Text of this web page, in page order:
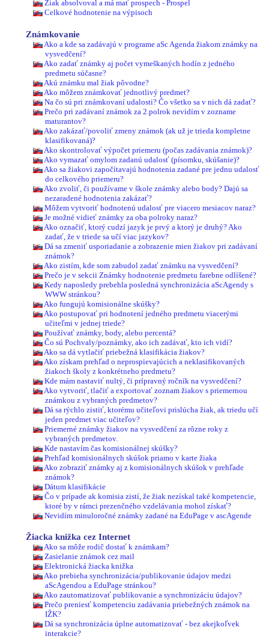
Žiak absolvoval a má mať prospech - Prospel
Celkové hodnotenie na výpisoch
Známkovanie
Ako a kde sa zadávajú v programe aSc Agenda žiakom známky na
vysvedčení?
Ako zadať známky aj počet vymeškaných hodín z jedného
predmetu súčasne?
Akú známku mal žiak pôvodne?
Ako môžem známkovať jednotlivý predmet?
Na čo sú pri známkovaní udalosti? Čo všetko sa v nich dá zadať?
Prečo pri zadávaní známok za 2.polrok nevidím v zozname
maturantov?
Ako zakázať/povoliť zmeny známok (ak už je trieda kompletne
klasifikovaná)?
Ako skontrolovať výpočet priemeru (počas zadávania známok)?
Ako vymazať omylom zadanú udalosť (písomku, skúšanie)?
Ako sa žiakovi započítavajú hodnotenia zadané pre jednu udalosť
do celkového priemeru?
Ako zvoliť, či používame v škole známky alebo body? Dajú sa
nezaradené hodnotenia zakázať?
Môžem vytvoriť hodnotenú udalosť pre viacero mesiacov naraz?
Je možné vidieť známky za oba polroky naraz?
Ako označiť, ktorý cudzí jazyk je prvý a ktorý je druhý? Ako
zadať, že v triede sa učí viac jazykov?
Dá sa zmeniť usporiadanie a zobrazenie mien žiakov pri zadávaní
známok?
Ako zistím, kde som zabudol zadať známku na vysvedčení?
Prečo je v sekcii Známky hodnotenie predmetu farebne odlíšené?
Kedy naposledy prebehla posledná synchronizácia aScAgendy s
WWW stránkou?
Ako fungujú komisionálne skúšky?
Ako postupovať pri hodnotení jedného predmetu viacerými
učiteľmi v jednej triede?
Používať známky, body, alebo percentá?
Čo sú Pochvaly/poznámky, ako ich zadávať, kto ich vidí?
Ako sa dá vytlačiť priebežná klasifikácia žiakov?
Ako získam prehľad o neprospievajúcich a neklasifikovaných
žiakoch školy z konkrétneho predmetu?
Kde mám nastaviť nultý, či prípravný ročník na vysvedčení?
Ako vytvoriť, tlačiť a exportovať zoznam žiakov s priemernou
známkou z vybraných predmetov?
Dá sa rýchlo zistiť, ktorému učiteľovi prislúcha žiak, ak triedu učí
jeden predmet viac učiteľov?
Priemerné známky žiakov na vysvedčení za rôzne roky z
vybraných predmetov.
Kde nastavím čas komisionálnej skúšky?
Prehľad komisionálnych skúšok priamo v karte žiaka
Ako zobraziť známky aj z komisionálnych skúšok v prehľade
známok?
Dátum klasifikácie
Čo v prípade ak komisia zistí, že žiak nezískal také kompetencie,
ktoré by v rámci prezenčného vzdelávania mohol získať?
Nevidím minuloročné známky zadané na EduPage v ascAgende
Žiacka knižka cez Internet
Ako sa môže rodič dostať k známkam?
Zasielanie známok cez mail
Elektronická žiacka knižka
Ako prebieha synchronizácia/publikovanie údajov medzi
aScAgendou a EduPage stránkou?
Ako zautomatizovať publikovanie a synchronizáciu údajov?
Prečo preniesť kompetenciu zadávania priebežných známok na
IŽK?
Dá sa synchronizácia úplne automatizovať - bez akejkoľvek
interakcie?